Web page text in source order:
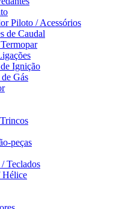
Piloto / Acessórios
de Caudal
Ignição
Gás
peças
Teclados
Hélice